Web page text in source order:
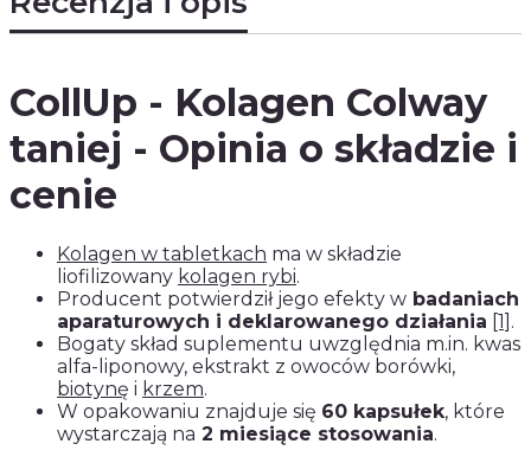
CollUp - Kolagen Colway
taniej - Opinia o składzie i
cenie
Kolagen w tabletkach ma w składzie
liofilizowany kolagen rybi.
Producent potwierdził jego efekty w badaniach
aparaturowych i deklarowanego działania [1] .
Bogaty skład suplementu uwzględnia m.in. kwas
alfa-liponowy, ekstrakt z owoców borówki,
biotynę i krzem.
W opakowaniu znajduje się 60 kapsułek, które
wystarczają na 2 miesiące stosowania.